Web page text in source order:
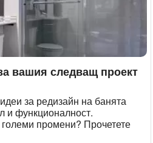
вашия следващ проект
за редизайн на банята
и функционалност.
промени? Прочетете